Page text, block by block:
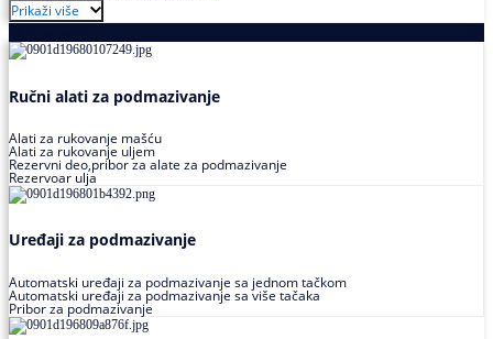
Prikaži više
Ručni alati za podmazivanje
Alati za rukovanje mašću
Alati za rukovanje uljem
Rezervni deo,pribor za alate za podmazivanje
Rezervoar ulja
Uređaji za podmazivanje
Automatski uređaji za podmazivanje sa jednom tačkom
Automatski uređaji za podmazivanje sa više tačaka
Pribor za podmazivanje